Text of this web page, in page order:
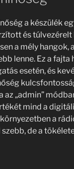
a készülék
és túlvezérelt
a mély
lenne. Ez a
esetén, és
az „admin”
mind a
a
de a